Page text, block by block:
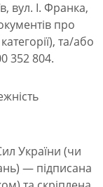
вул. І. Франка,
про
та/або
352 804.
України (чи
— підписана